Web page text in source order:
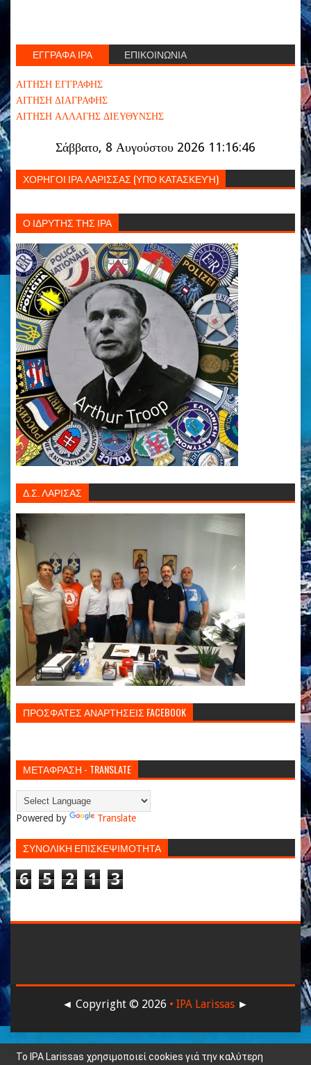
ΕΓΓΡΑΦΑ ΙΡΑ ΕΠΙΚΟΙΝΩΝΙΑ
ΑΙΤΗΣΗ ΕΓΓΡΑΦΗΣ
ΑΙΤΗΣΗ ΔΙΑΓΡΑΦΗΣ
ΑΙΤΗΣΗ ΑΛΛΑΓΗΣ ΔΙΕΥΘΥΝΣΗΣ
Σάββατο, 8 Αυγούστου 2026 11:16:47
ΧΟΡΗΓΟΙ ΙΡΑ ΛΑΡΙΣΣΑΣ (ΥΠΌ ΚΑΤΑΣΚΕΥΉ)
Ο ΙΔΡΥΤΗΣ ΤΗΣ ΙΡΑ
Δ.Σ. ΛΑΡΙΣΑΣ
ΠΡΟΣΦΑΤΕΣ ΑΝΑΡΤΗΣΕΙΣ FACEBOOK
ΜΕΤΑΦΡΑΣΗ - TRANSLATE
Powered by Translate
ΣΥΝΟΛΙΚΗ ΕΠΙΣΚΕΨΙΜΟΤΗΤΑ
6 5 2 1 3
◄ Copyright © 2026 • IPA Larissas ►
Το IPA Larissas χρησιμοποιεί cookies γιά την καλύτερη